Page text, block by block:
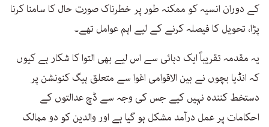
کے دوران انسیہ کو ممکنہ طور پر خطرناک صورت حال کا سامنا کرنا
پڑا، تحویل کا فیصلہ کرنے کے لیے اہم عوامل تھے۔
یہ مقدمہ تقریباً ایک دہائی سے اس لیے بھی التوا کا شکار ہے کیوں
کہ انڈیا بچوں نے بین الاقوامی اغوا سے متعلق ہیگ کنونشن پر
دستخط کنندہ نہیں کیے جس کی وجہ سے ڈچ عدالتوں کے
احکامات پر عمل درآمد مشکل ہو گیا ہے اور والدین کو دو ممالک